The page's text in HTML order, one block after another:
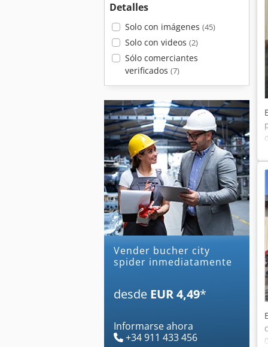
Detalles
Solo con imágenes (45)
Solo con videos (2)
Sólo comerciantes
verificados (7)
Vender bucher city
spider inmediatamente
desde EUR 4,49*
Informarse ahora
+34 911 433 456